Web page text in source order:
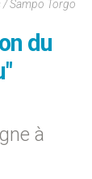
/ Sampo Torgo
du
à